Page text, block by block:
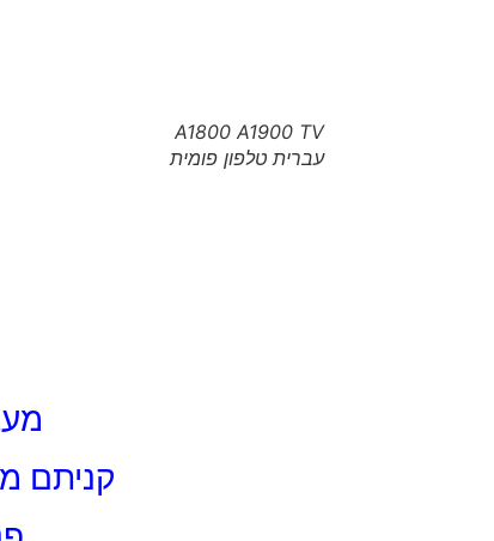
A1800 A1900 TV
עברית טלפון פומית
קניתם